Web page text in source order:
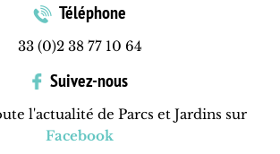
Téléphone
33 (0)2 38 77 10 64
Suivez-nous
l'actualité de Parcs et Jardins sur
Facebook